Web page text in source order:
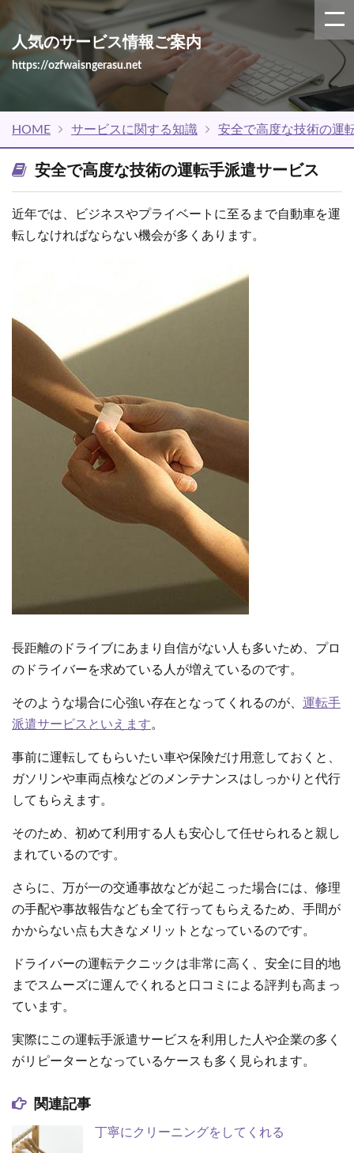
人気のサービス情報ご案内
https://ozfwaisngerasu.net
HOME サービスに関する知識 安全で高度な技術の運
安全で高度な技術の運転手派遣サービス
近年では、ビジネスやプライベートに至るまで自動車を運
転しなければならない機会が多くあります。
長距離のドライブにあまり自信がない人も多いため、プロ
のドライバーを求めている人が増えているのです。
そのような場合に心強い存在となってくれるのが、 運転手
派遣サービスといえます。
事前に運転してもらいたい車や保険だけ用意しておくと、
ガソリンや車両点検などのメンテナンスはしっかりと代行
してもらえます。
そのため、初めて利用する人も安心して任せられると親し
まれているのです。
さらに、万が一の交通事故などが起こった場合には、修理
の手配や事故報告なども全て行ってもらえるため、手間が
かからない点も大きなメリットとなっているのです。
ドライバーの運転テクニックは非常に高く、安全に目的地
までスムーズに運んでくれると口コミによる評判も高まっ
ています。
実際にこの運転手派遣サービスを利用した人や企業の多く
がリピーターとなっているケースも多く見られます。
関連記事
丁寧にクリーニングをしてくれる